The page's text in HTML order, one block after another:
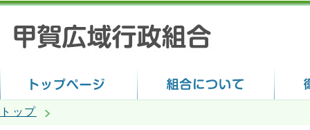
トップ